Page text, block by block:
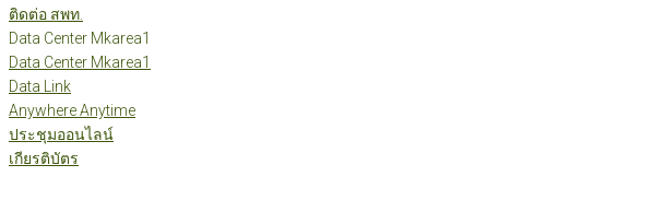
ติดต่อ สพท.
Data Center Mkarea1
Data Center Mkarea1
Data Link
Anywhere Anytime
ประชุมออนไลน์
เกียรติบัตร